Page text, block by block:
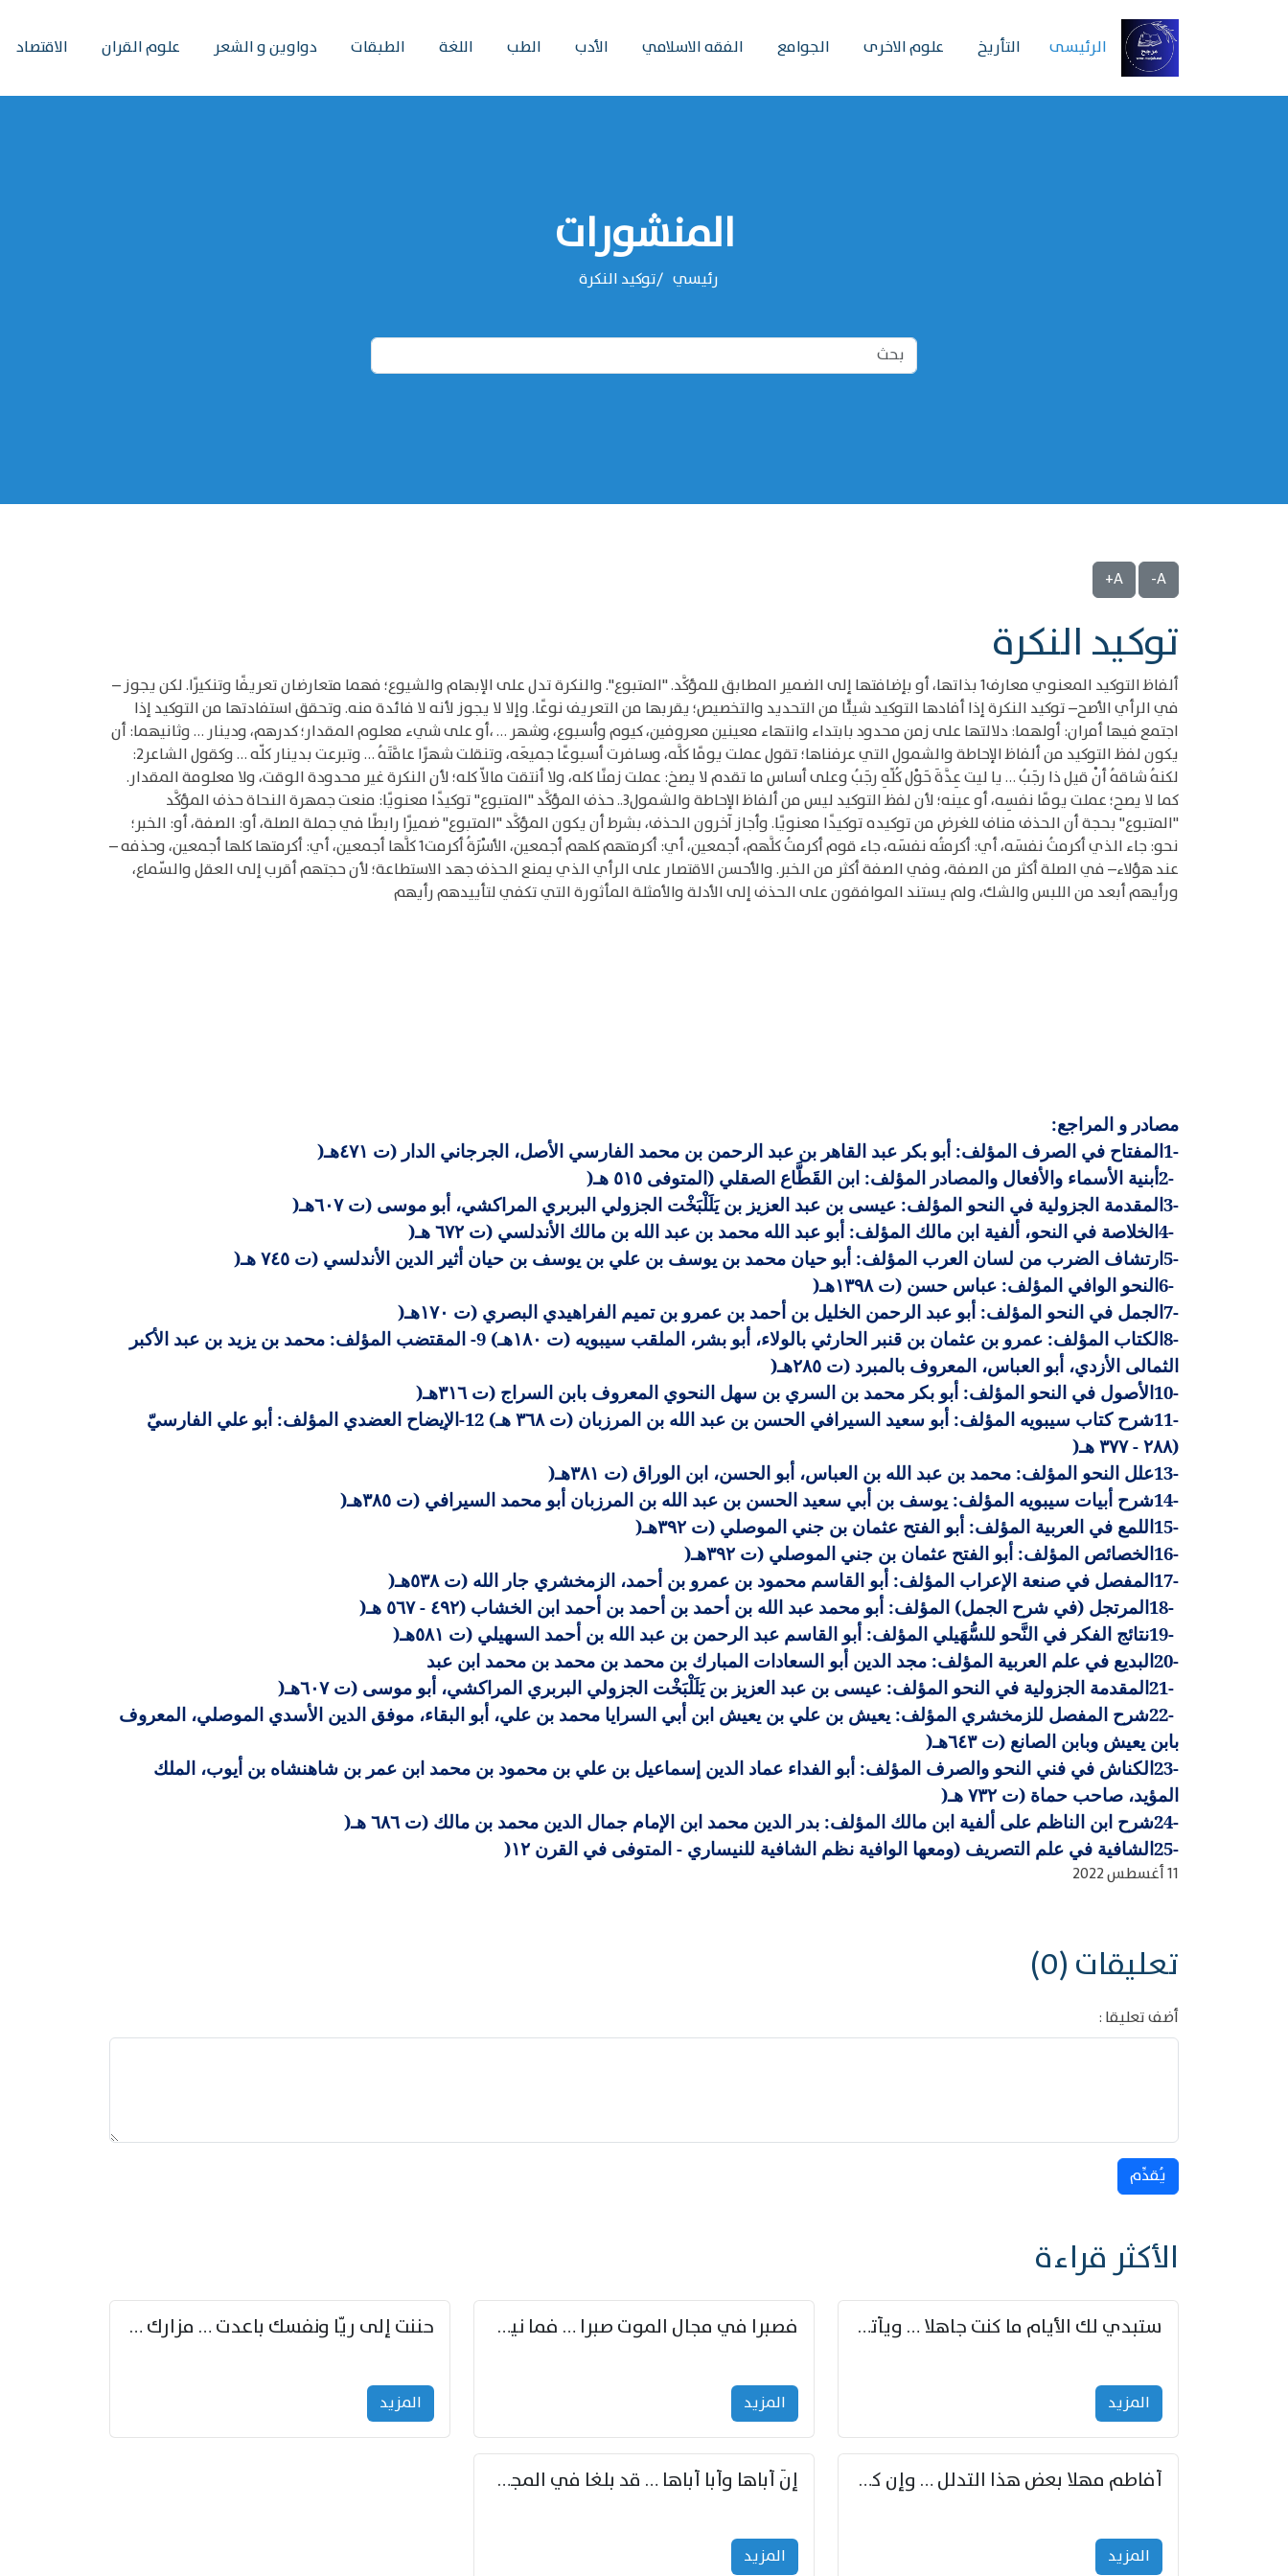
الرئیسی التأريخ علوم الاخرى الجوامع الفقه الاسلامي الأدب الطب اللغة الطبقات دواوين و الشعر علوم القران الاقتصاد
المنشورات
رئيسي توكيد النكرة
A-
A+
توكيد النكرة
ألفاظ التوكيد المعنوي معارف1 بذاتها، أو بإضافتها إلى الضمير المطابق للمؤكَّد. "المتبوع". والنكرة تدل على الإبهام والشيوع؛ فهما متعارضان تعريفًا وتنكيرًا. لكن يجوز –
في الرأي الأصح– توكيد النكرة إذا أفادها التوكيد شيئًا من التحديد والتخصيص؛ يقربها من التعريف نوعًا. وإلا لا يجوز لأنه لا فائدة منه. وتحقق استفادتها من التوكيد إذا
اجتمع فيها أمران: أولهما: دلالتها على زمن محدود بابتداء وانتهاء معينين معروفين، كيوم وأسبوع، وشهر … ،أو على شيء معلوم المقدار؛ كدرهم، ودينار … وثانيهما: أن
يكون لفظ التوكيد من ألفاظ الإحاطة والشمول التي عرفناها؛ تقول عملت يومًا كلَّه، وسافرت أسبوعًا جميعَه، وتنقلت شهرًا عامَّتَهُ … وتبرعت بدينار كلّه … وكقول الشاعر2:
لكنهُ شاقهُ أنْ قيل ذا رجَبُ … يا ليت عِدَّةَ حَوْل كُلِّهِ رجَبُ وعلى أساس ما تقدم لا يصخ: عملت زمنًا كله، ولا أنتقت مالاّ كله؛ لأن النكرة غير محدودة الوقت، ولا معلومة المقدار.
كما لا يصح؛ عملت يومًا نفسِه، أو عينه؛ لأن لفظ التوكيد ليس من ألفاظ الإحاطة والشمول3.. حذف المؤكَّد "المتبوع" توكيدًا معنويًا: منعت جمهرة النحاة حذف المؤكَّد
"المتبوع" بحجة أن الحذف مناف للغرض من توكيده توكيدًا معنويًا. وأجاز آخرون الحذف، بشرط أن يكون المؤكَّد "المتبوع" ضميرًا رابطًا في جملة الصلة، أو: الصفة، أو: الخبر؛
نحو: جاء الذي أكرمتُ نفسَه، أي: أكرمتُه نفسَه، جاء قوم أكرمتُ كلَّهم، أجمعين، أي: أكرمتهم كلهم أجمعين، الأسْرَةُ أكرمت1 كلَّها أجمعين، أي: أكرمتها كلها أجمعين، وحذفه –
عند هؤلاء– في الصلة أكثر من الصفة، وفي الصفة أكثر من الخبر. والأحسن الاقتصار على الرأي الذي يمنع الحذف جهد الاستطاعة؛ لأن حجتهم أقرب إلى العقل والسّماع،
ورأيهم أبعد من اللبس والشك، ولم يستند الموافقون على الحذف إلى الأدلة والأمثلة المأثورة التي تكفي لتأييدهم رأيهم
مصادر و المراجع:
1-المفتاح في الصرف المؤلف: أبو بكر عبد القاهر بن عبد الرحمن بن محمد الفارسي الأصل، الجرجاني الدار (ت ٤٧١هـ
)
2-أبنية الأسماء والأفعال والمصادر المؤلف: ابن القَطَّاع الصقلي (المتوفى ٥١٥ هـ
)
3-المقدمة الجزولية في النحو المؤلف: عيسى بن عبد العزيز بن يَلَلْبَخْت الجزولي البربري المراكشي، أبو موسى (ت ٦٠٧هـ
)
4-الخلاصة في النحو، ألفية ابن مالك المؤلف: أبو عبد الله محمد بن عبد الله بن مالك الأندلسي (ت ٦٧٢ هـ
)
5-ارتشاف الضرب من لسان العرب المؤلف: أبو حيان محمد بن يوسف بن علي بن يوسف بن حيان أثير الدين الأندلسي (ت ٧٤٥ هـ
)
6-النحو الوافي المؤلف: عباس حسن (ت ١٣٩٨هـ
)
7-الجمل في النحو المؤلف: أبو عبد الرحمن الخليل بن أحمد بن عمرو بن تميم الفراهيدي البصري (ت ١٧٠هـ
)
8-
الكتاب المؤلف: عمرو بن عثمان بن قنبر الحارثي بالولاء، أبو بشر، الملقب سيبويه (ت ١٨٠هـ) 9- المقتضب المؤلف: محمد بن يزيد بن عبد الأكبر
الثمالى الأزدي، أبو العباس، المعروف بالمبرد (ت ٢٨٥هـ
)
10-الأصول في النحو المؤلف: أبو بكر محمد بن السري بن سهل النحوي المعروف بابن السراج (ت ٣١٦هـ
)
11-
شرح كتاب سيبويه المؤلف: أبو سعيد السيرافي الحسن بن عبد الله بن المرزبان (ت ٣٦٨ هـ) 12-الإيضاح العضدي المؤلف: أبو علي الفارسيّ
(٢٨٨ - ٣٧٧ هـ
)
13-علل النحو المؤلف: محمد بن عبد الله بن العباس، أبو الحسن، ابن الوراق (ت ٣٨١هـ
)
14-شرح أبيات سيبويه المؤلف: يوسف بن أبي سعيد الحسن بن عبد الله بن المرزبان أبو محمد السيرافي (ت ٣٨٥هـ
)
15-اللمع في العربية المؤلف: أبو الفتح عثمان بن جني الموصلي (ت ٣٩٢هـ
)
16-الخصائص المؤلف: أبو الفتح عثمان بن جني الموصلي (ت ٣٩٢هـ
)
17-المفصل في صنعة الإعراب المؤلف: أبو القاسم محمود بن عمرو بن أحمد، الزمخشري جار الله (ت ٥٣٨هـ
)
18-المرتجل (في شرح الجمل) المؤلف: أبو محمد عبد الله بن أحمد بن أحمد بن أحمد ابن الخشاب (٤٩٢ - ٥٦٧ هـ
)
19-نتائج الفكر في النَّحو للسُّهَيلي المؤلف: أبو القاسم عبد الرحمن بن عبد الله بن أحمد السهيلي (ت ٥٨١هـ
)
20-البديع في علم العربية المؤلف: مجد الدين أبو السعادات المبارك بن محمد بن محمد بن محمد ابن عبد
21-المقدمة الجزولية في النحو المؤلف: عيسى بن عبد العزيز بن يَلَلْبَخْت الجزولي البربري المراكشي، أبو موسى (ت ٦٠٧هـ
)
22-شرح المفصل للزمخشري المؤلف: يعيش بن علي بن يعيش ابن أبي السرايا محمد بن علي، أبو البقاء، موفق الدين الأسدي الموصلي، المعروف
بابن يعيش وبابن الصانع (ت ٦٤٣هـ
)
23-الكناش في فني النحو والصرف المؤلف: أبو الفداء عماد الدين إسماعيل بن علي بن محمود بن محمد ابن عمر بن شاهنشاه بن أيوب، الملك
المؤيد، صاحب حماة (ت ٧٣٢ هـ
)
24-شرح ابن الناظم على ألفية ابن مالك المؤلف: بدر الدين محمد ابن الإمام جمال الدين محمد بن مالك (ت ٦٨٦ هـ
)
25-الشافية في علم التصريف (ومعها الوافية نظم الشافية للنيساري - المتوفى في القرن ١٢
)
11 أغسطس 2022
تعليقات (0)
أضف تعليقا :
يُقدِّم
الأكثر قراءة
ستبدي لك الأيام ما كنت جاهلا … ويأتيك بالأخبار من لم تزوّد
المزید
فصبرا في مجال الموت صبرا … فما نيل الخلود بمستطاع
المزید
حننت إلى ريّا ونفسك باعدت … مزارك من ريّا وشعباكما معا
المزید
أفاطم مهلا بعض هذا التدلل … وإن كنت قد أزمعت صرمي فأجملي
المزید
إنّ أباها وأبا أباها … قد بلغا في المجد غايتاها
المزید